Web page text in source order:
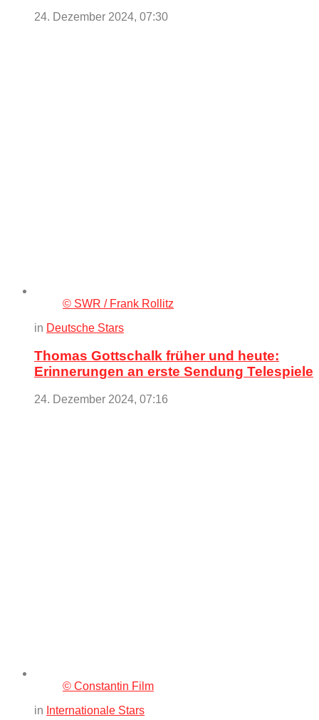
24. Dezember 2024, 07:30
© SWR / Frank Rollitz
in Deutsche Stars
Thomas Gottschalk früher und heute:
Erinnerungen an erste Sendung Telespiele
24. Dezember 2024, 07:16
© Constantin Film
in Internationale Stars